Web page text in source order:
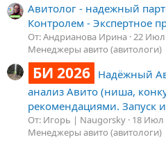
Авитолог - надежный
Контролем - Экспертное
От: Андрианова Ирина 22 Июл
Менеджеры авито (авитологи)
БИ 2026 Надёжный
анализ Авито (ниша,
рекомендациями. Запуск
От: Игорь | Naugorsky 18 Июл
Менеджеры авито (авитологи)